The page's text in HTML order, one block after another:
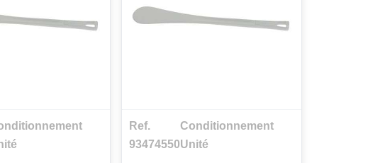
Ref.
93474550
Conditionnement
Unité